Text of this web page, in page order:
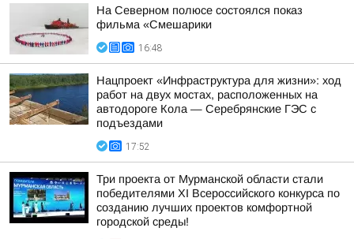
На Северном полюсе состоялся показ
фильма «Смешарики
16:48
Нацпроект «Инфраструктура для жизни»: ход
работ на двух мостах, расположенных на
автодороге Кола — Серебрянские ГЭС с
подъездами
17:52
Три проекта от Мурманской области стали
победителями XI Всероссийского конкурса по
созданию лучших проектов комфортной
городской среды!